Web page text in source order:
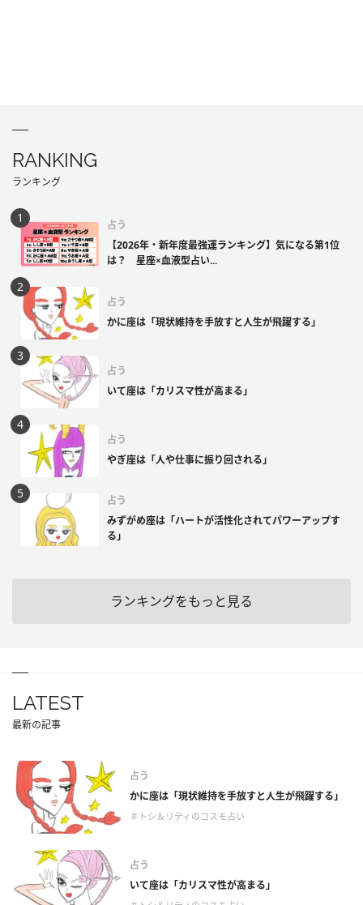
RANKING
ランキング
占う
【2026年・新年度最強運ランキング】気になる第1位
は？ 星座×血液型占い...
占う
かに座は「現状維持を手放すと人生が飛躍する」
占う
いて座は「カリスマ性が高まる」
占う
やぎ座は「人や仕事に振り回される」
占う
みずがめ座は「ハートが活性化されてパワーアップす
る」
ランキングをもっと見る
LATEST
最新の記事
占う
かに座は「現状維持を手放すと人生が飛躍する」
＃トシ＆リティのコスモ占い
占う
いて座は「カリスマ性が高まる」